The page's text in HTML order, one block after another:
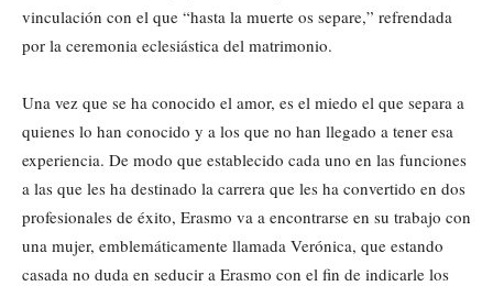
vinculación con el que “hasta la muerte os separe,” refrendada
por la ceremonia eclesiástica del matrimonio.
Una vez que se ha conocido el amor, es el miedo el que separa a
quienes lo han conocido y a los que no han llegado a tener esa
experiencia. De modo que establecido cada uno en las funciones
a las que les ha destinado la carrera que les ha convertido en dos
profesionales de éxito, Erasmo va a encontrarse en su trabajo con
una mujer, emblemáticamente llamada Verónica, que estando
casada no duda en seducir a Erasmo con el fin de indicarle los